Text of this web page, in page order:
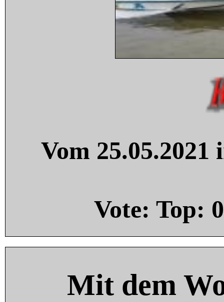
Vom
Vote: Top: 0
Mit dem